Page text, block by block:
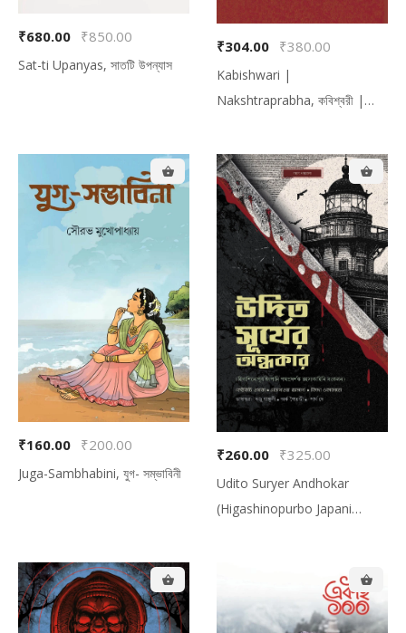
₹680.00 ₹850.00
Sat-ti Upanyas, সাতটি উপন্যাস
₹304.00 ₹380.00
Kabishwari |
Nakshtraprabha, কবিশ্বরী |
₹160.00 ₹200.00
Juga-Sambhabini, যুগ- সম্ভাবিনী
₹260.00 ₹325.00
Udito Suryer Andhokar
(Higashinopurbo Japani
উদিত সূর্যের অন্ধকার (হিগাশিনোপূর্ব
জাপানি পথপ্রদর্শক রহস্যকাহিনি সংকলন)